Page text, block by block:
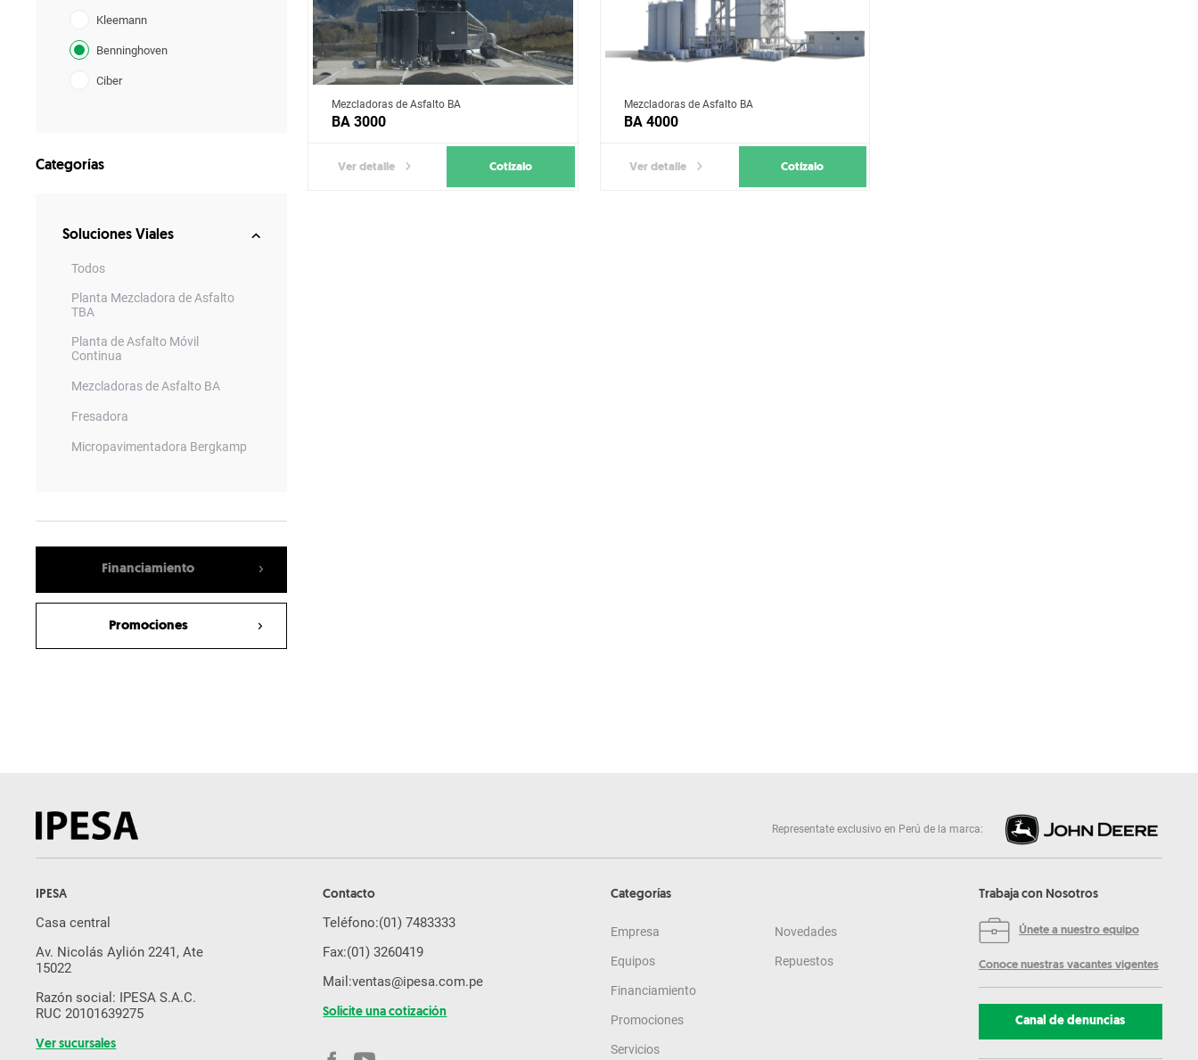
Kleemann
Benninghoven
Ciber
Categorías
Soluciones Viales
Todos
Planta Mezcladora de Asfalto
TBA
Planta de Asfalto Móvil
Continua
Mezcladoras de Asfalto BA
Fresadora
Micropavimentadora Bergkamp
Minerador de superficie
Planta Mezcladora de Asfalto
Trituradora de Mandíbula Móvil
árboles
Compactador de Laboratorio
Pavimentadora de Encofrado
Financiamiento
Promociones
Mezcladoras de Asfalto BA
BA 3000
Ver detalle Cotízalo
Mezcladoras de Asfalto BA
BA 4000
Ver detalle Cotízalo
Representate exclusivo en Perú de la marca:
IPESA
Casa central
Av. Nicolás Aylión 2241, Ate
15022
Razón social: IPESA S.A.C.
RUC 20101639275
Ver sucursales
Contacto
Teléfono:(01) 7483333
Fax:(01) 3260419
Mail:ventas@ipesa.com.pe
Solicite una cotización
Categorías
Empresa
Equipos
Financiamiento
Promociones
Servicios
Novedades
Repuestos
Trabaja con Nosotros
Únete a nuestro equipo
Conoce nuestras vacantes vigentes
Canal de denuncias